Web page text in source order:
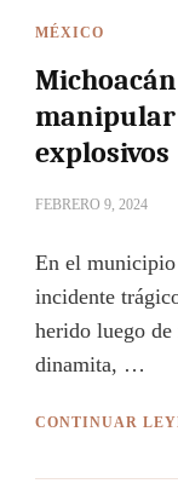
MÉXICO
manipular
explosivos
FEBRERO 9, 2024
En el
incidente
herido luego
dinamita, …
CONTINUAR